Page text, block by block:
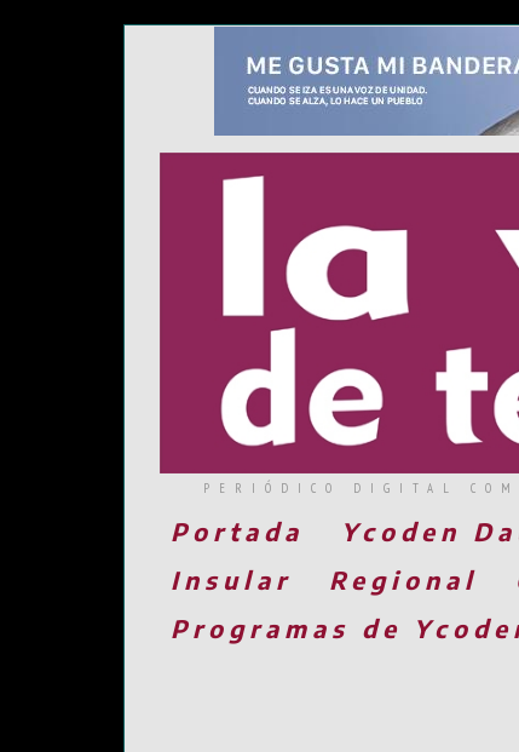
PERIÓDICO DIGITAL
Portada Ycoden
Insular
Regional
Programas de